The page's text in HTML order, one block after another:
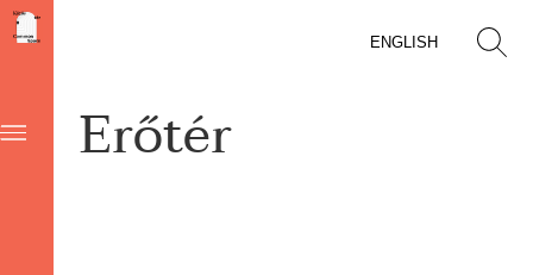
ENGLISH
Erőtér